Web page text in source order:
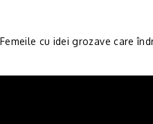
Femeile cu idei grozave care